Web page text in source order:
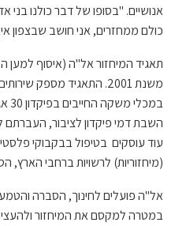
אנושיים. "בסופו של דבר כולנו
כולם ממחזרים, אני חושב שבצפון
תאגיד המיחזור אל"ה (איסוף
משנת 2001. התאגיד מספק
השבת דמי פיקדון לציבור, העברתם
(מיחזוריות) לרשויות ברחבי
אל"ה פועלים לחינוך, הסברה
במטרה למקסם את המיחזור